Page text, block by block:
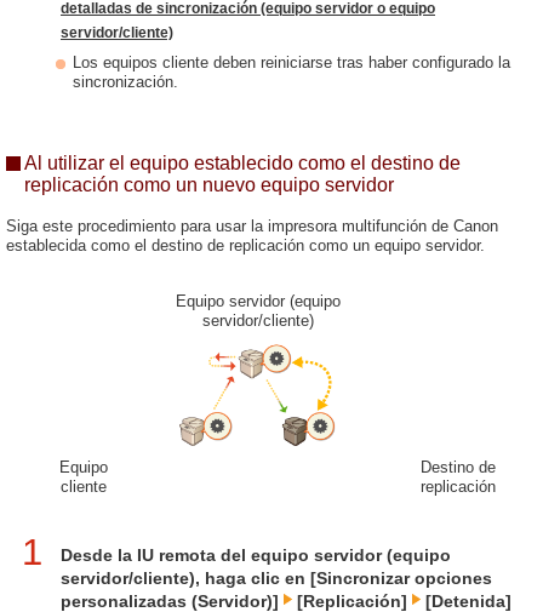
detalladas de sincronización (equipo servidor o equipo
servidor/cliente)
Los equipos cliente deben reiniciarse tras haber configurado la
sincronización.
Al utilizar el equipo establecido como el destino de
replicación como un nuevo equipo servidor
Siga este procedimiento para usar la impresora multifunción de Canon
establecida como el destino de replicación como un equipo servidor.
Equipo servidor (equipo
servidor/cliente)
Equipo
cliente
Destino de
replicación
1
Desde la IU remota del equipo servidor (equipo
servidor/cliente), haga clic en [Sincronizar opciones
personalizadas (Servidor)]
[Replicación]
[Detenida]